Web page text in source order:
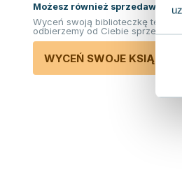
Możesz również sprzedawać
Wyceń swoją biblioteczkę teraz.
odbierzemy od Ciebie sprzedane
WYCEŃ SWOJE KSIĄŻKI